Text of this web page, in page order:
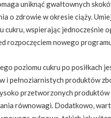
uniknąć gwałtownych
o zdrowie w okresie ciąży.
cukru, wspierając jednocześnie
rozpoczęciem nowego
poziomu cukru po posiłkach
i pełnoziarnistych produktów
przetworzonych
równowagi. Dodatkowo,